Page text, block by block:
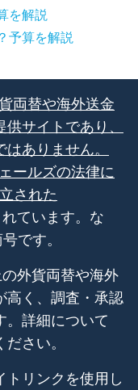
を解説
予算を解説
両替や海外送金
サイトであり、
ありません。
ールズの法律に
された
ています。な
です。
外貨両替や海外
高く、調査・承認
。詳細について
さい。
トリンクを使用し